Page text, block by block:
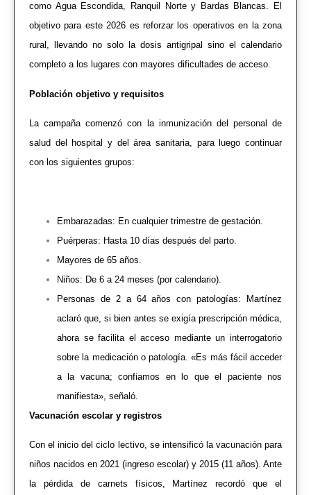
como Agua Escondida, Ranquil Norte y Bardas Blancas. El
objetivo para este 2026 es reforzar los operativos en la zona
rural, llevando no solo la dosis antigripal sino el calendario
completo a los lugares con mayores dificultades de acceso.
Población objetivo y requisitos
La campaña comenzó con la inmunización del personal de
salud del hospital y del área sanitaria, para luego continuar
con los siguientes grupos:
Embarazadas: En cualquier trimestre de gestación.
Puérperas: Hasta 10 días después del parto.
Mayores de 65 años.
Niños: De 6 a 24 meses (por calendario).
Personas de 2 a 64 años con patologías: Martínez
aclaró que, si bien antes se exigía prescripción médica,
ahora se facilita el acceso mediante un interrogatorio
sobre la medicación o patología. «Es más fácil acceder
a la vacuna; confiamos en lo que el paciente nos
manifiesta», señaló.
Vacunación escolar y registros
Con el inicio del ciclo lectivo, se intensificó la vacunación para
niños nacidos en 2021 (ingreso escolar) y 2015 (11 años). Ante
la pérdida de carnets físicos, Martínez recordó que el